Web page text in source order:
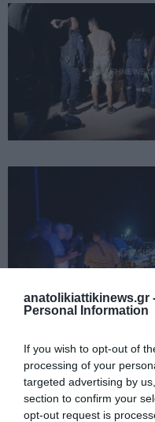
anatolikiattikinews.gr
Personal Information
If you wish to opt-out of
processing of your
targeted advertising by
section to confirm your
opt-out request is